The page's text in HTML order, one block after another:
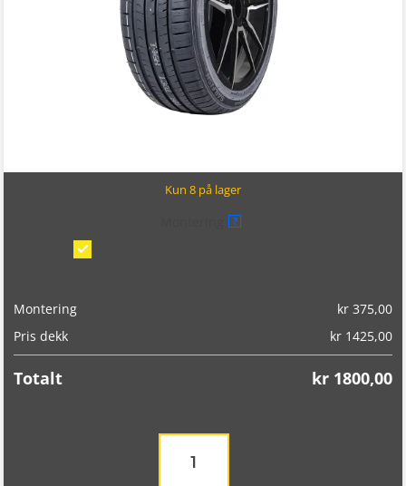
Kun 8 på lager
?
Montering kr375,00
Pris dekk
kr1425,00
Totalt kr1800,00
Nereus
NS601